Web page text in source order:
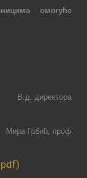
омогуће
В д. директора
Мира Грбић, проф